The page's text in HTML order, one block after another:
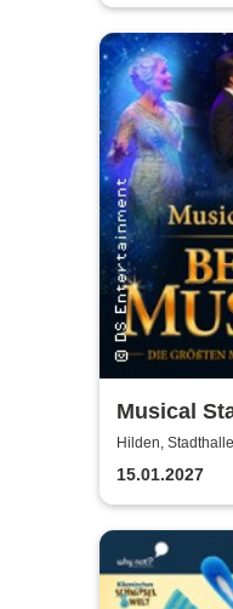
Musical
Musicals
Hilden,
15.01.2027